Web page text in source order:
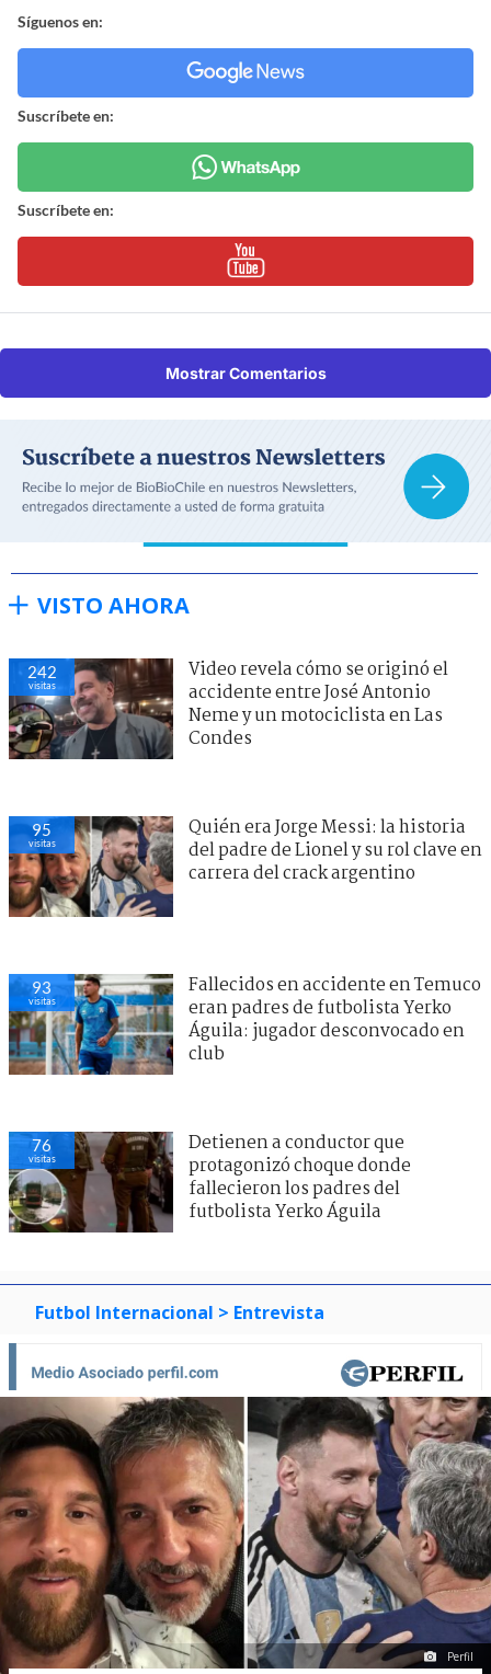
Síguenos en:
Suscríbete en:
Suscríbete en:
Mostrar Comentarios
VISTO AHORA
242
visitas
Video revela cómo se originó el
accidente entre José Antonio
Neme y un motociclista en Las
Condes
95
visitas
Quién era Jorge Messi: la historia
del padre de Lionel y su rol clave en
carrera del crack argentino
93
visitas
Fallecidos en accidente en Temuco
eran padres de futbolista Yerko
Águila: jugador desconvocado en
club
76
visitas
Detienen a conductor que
protagonizó choque donde
fallecieron los padres del
futbolista Yerko Águila
Futbol Internacional > Entrevista
Perfil